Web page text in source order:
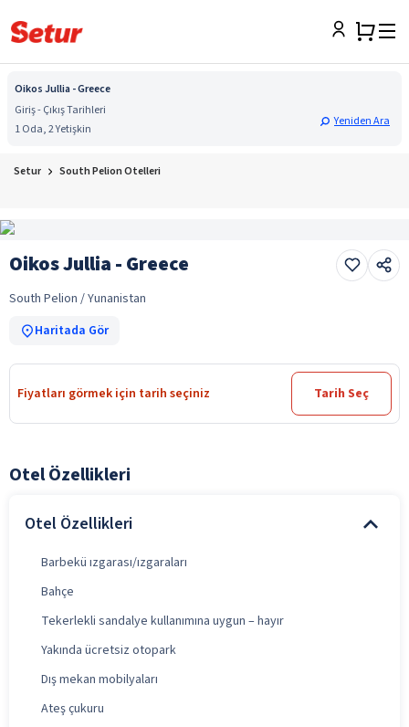
Oikos Jullia - Greece
Giriş - Çıkış Tarihleri
1 Oda, 2 Yetişkin
Yeniden Ara
Setur South Pelion Otelleri
Oikos Jullia - Greece
South Pelion / Yunanistan
Haritada Gör
Fiyatları görmek için tarih seçiniz Tarih Seç
Otel Özellikleri
Otel Özellikleri
Barbekü ızgarası/ızgaraları
Bahçe
Tekerlekli sandalye kullanımına uygun – hayır
Yakında ücretsiz otopark
Dış mekan mobilyaları
Ateş çukuru